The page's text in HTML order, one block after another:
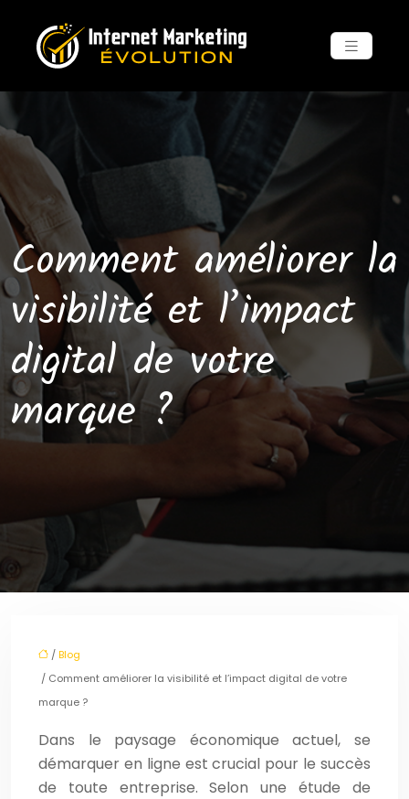
Comment améliorer la
visibilité et l’impact
digital de votre
marque ?
/Blog
/ Comment améliorer la visibilité et l’impact digital de votre
marque ?
Dans le paysage économique actuel, se
démarquer en ligne est crucial pour le succès
de toute entreprise. Selon une étude de